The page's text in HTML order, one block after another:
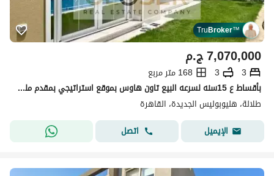
TruBroker™
ج.م7,070,000
3
3
168 متر مربع
بأقساط ع 15سنه لسرعه البيع تاون هاوس بموقع استراتيجي بمقدم مليون بكمبوند طلاله بجوار ال BUE
طلالة، هليوبوليس الجديدة، القاهرة
الإيميل
اتصل